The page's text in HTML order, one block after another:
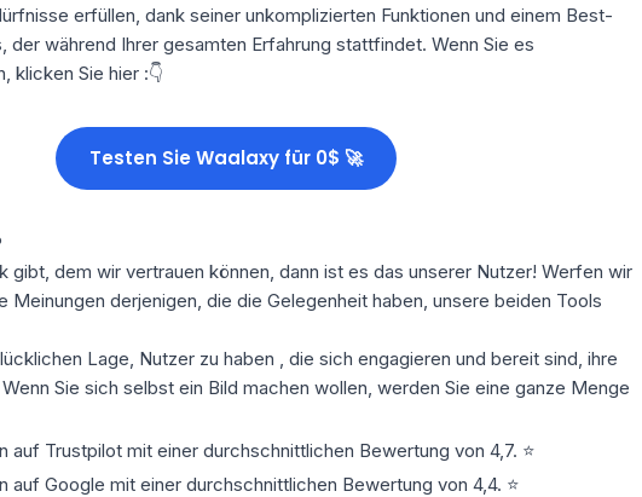
erfüllen, dank seiner unkomplizierten Funktionen und einem Best-
während Ihrer gesamten Erfahrung stattfindet. Wenn Sie es
klicken Sie hier :👇
Testen Sie Waalaxy für 0$ 🚀
gibt, dem wir vertrauen können, dann ist es das unserer Nutzer! Werfen wir
Meinungen derjenigen, die die Gelegenheit haben, unsere beiden Tools
Lage, Nutzerzu haben , die sich engagieren und bereit sind, ihre
Wenn Sie sich selbst ein Bild machen wollen, werden Sie eine ganze Menge
auf Trustpilotmit einer durchschnittlichen Bewertung von 4,7. ⭐️
auf Google mit einer durchschnittlichen Bewertung von 4,4. ⭐️